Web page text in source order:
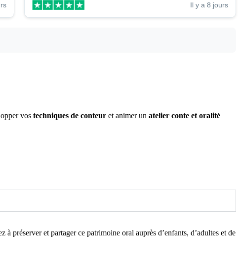
Il y a 8 jours
vos techniques de conteur et animer un atelier conte et oralité
préserver et partager ce patrimoine oral auprès d’enfants, d’adultes et de